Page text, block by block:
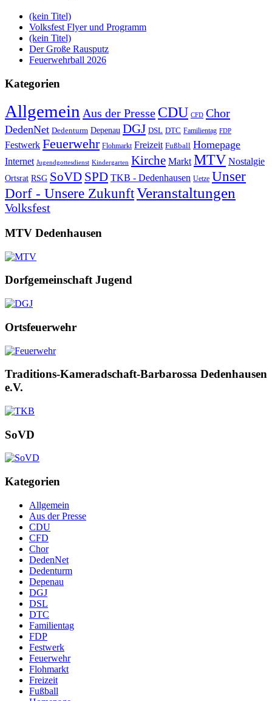
(kein Titel)
Volksfest Flyer und Programm
(kein Titel)
Der Große Rausputz
Feuerwehrball 2026
Kategorien
Allgemein Aus der Presse CDU CFD Chor
DedenNet Dedenturm Depenau DGJ DSL DTC Familientag FDP
Festwerk Feuerwehr Flohmarkt Freizeit Fußball Homepage
Internet Jugendgottesdienst Kindergarten Kirche Markt MTV Nostalgie
Ortsrat RSG SoVD SPD TKB - Dedenhausen Uetze Unser
Dorf - Unsere ZukunftVeranstaltungen
Volksfest
MTV Dedenhausen
Dorfgemeinschaft Jugend
Ortsfeuerwehr
Traditions-Kameradschaft-Barbarossa Dedenhausen
e.V.
SoVD
Kategorien
Allgemein
Aus der Presse
CDU
CFD
Chor
DedenNet
Dedenturm
Depenau
DGJ
DSL
DTC
Familientag
FDP
Festwerk
Feuerwehr
Flohmarkt
Freizeit
Fußball